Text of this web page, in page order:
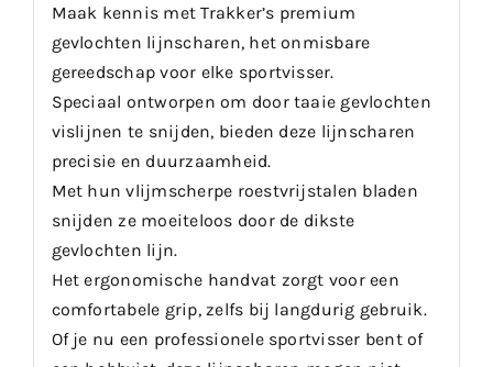
Maak kennis met Trakker’s premium
gevlochten lijnscharen, het onmisbare
gereedschap voor elke sportvisser.
Speciaal ontworpen om door taaie gevlochten
vislijnen te snijden, bieden deze lijnscharen
precisie en duurzaamheid.
Met hun vlijmscherpe roestvrijstalen bladen
snijden ze moeiteloos door de dikste
gevlochten lijn.
Het ergonomische handvat zorgt voor een
comfortabele grip, zelfs bij langdurig gebruik.
Of je nu een professionele sportvisser bent of